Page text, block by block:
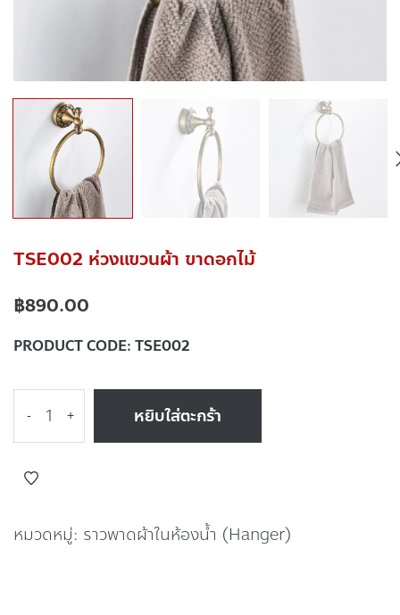
TSE002 ห่วงแขวนผ้า ขาดอกไม้
฿890.00
PRODUCT CODE: TSE002
- + หยิบใส่ตะกร้า
หมวดหมู่: ราวพาดผ้าในห้องน้ำ (Hanger)